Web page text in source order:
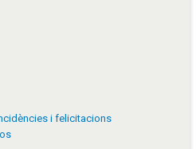
i felicitacions